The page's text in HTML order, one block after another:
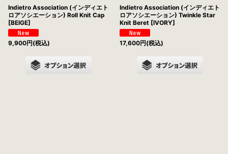
Indietro Association (インディエト
ロアソシエーション) Roll Knit Cap
[BEIGE]
9,900円(税込)
Indietro Association (インディエト
ロアソシエーション) Twinkle Star
Knit Beret [IVORY]
17,600円(税込)